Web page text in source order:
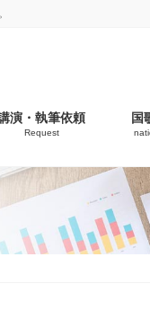
演・執筆依頼
Request
国